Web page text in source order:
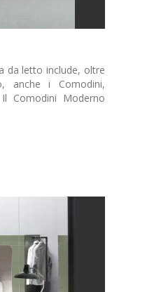
da letto include, oltre
anche i Comodini,
Comodini Moderno